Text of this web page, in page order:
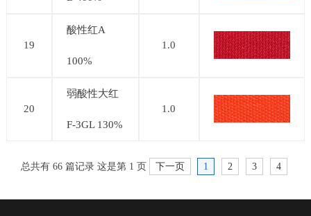
19
酸性红A
100%
1.0
20
弱酸性大红
F-3GL 130%
1.0
总共有 66 篇记录 这是第 1 页 下一页 1 2 3 4